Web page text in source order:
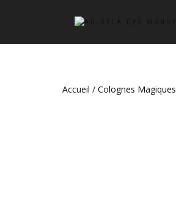
Accueil / Colognes Magiques